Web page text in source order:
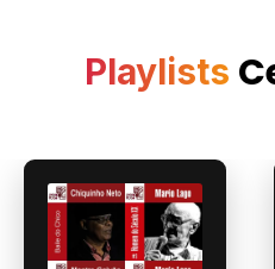
melhores artistas independentes
do mundo, compositores e
produtores, pré-aprovados e
prontos para usar em conteúdos
das mídias digitais.
Playlists